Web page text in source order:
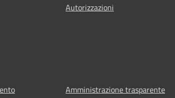
Autorizzazioni
Amministrazione trasparente